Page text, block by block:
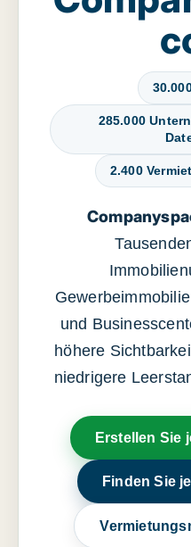
285.000
2.400
und
höhere
niedrigere
Erstellen Sie
Finden Sie